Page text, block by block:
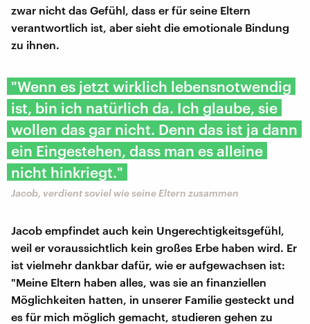
zwar nicht das Gefühl, dass er für seine Eltern
verantwortlich ist, aber sieht die emotionale Bindung
zu ihnen.
"Wenn es jetzt wirklich lebensnotwendig
ist, bin ich natürlich da. Ich glaube, sie
wollen das gar nicht. Denn das ist ja dann
ein Eingestehen, dass man es alleine
nicht hinkriegt."
Jacob, verdient soviel wie seine Eltern zusammen
Jacob empfindet auch kein Ungerechtigkeitsgefühl,
weil er voraussichtlich kein großes Erbe haben wird. Er
ist vielmehr dankbar dafür, wie er aufgewachsen ist:
"Meine Eltern haben alles, was sie an finanziellen
Möglichkeiten hatten, in unserer Familie gesteckt und
es für mich möglich gemacht, studieren gehen zu